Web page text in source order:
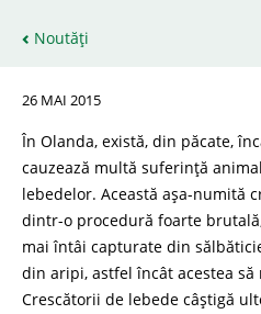
Noutăți
26 MAI 2015
În Olanda, există, din păcate,
cauzează multă suferință
lebedelor. Această așa-numită
dintr-o procedură foarte
mai întâi capturate din
din aripi, astfel încât acestea
Crescătorii de lebede câștigă